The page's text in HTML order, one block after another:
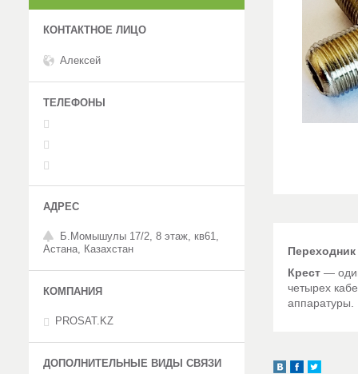
Крест —
четырех
аппаратуры.
Алексей
Б.Момышулы 17/2, 8 этаж, кв61,
Астана, Казахстан
PROSAT.KZ